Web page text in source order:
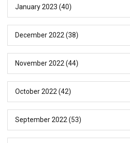
January 2023 (40)
December 2022 (38)
November 2022 (44)
October 2022 (42)
September 2022 (53)